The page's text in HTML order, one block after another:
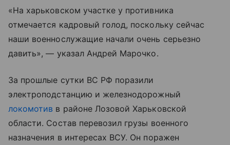
«На харьковском участке у противника
отмечается кадровый голод, поскольку сейчас
наши военнослужащие начали очень серьезно
давить», — указал Андрей Марочко.
За прошлые сутки ВС РФ поразили
электроподстанцию и железнодорожный
локомотив в районе Лозовой Харьковской
области. Состав перевозил грузы военного
назначения в интересах ВСУ. Он поражен